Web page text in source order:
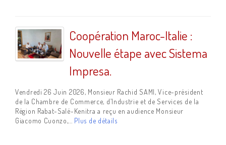
Coopération Maroc-Italie :
Nouvelle étape avec Sistema
Impresa.
Vendredi 26 Juin 2026, Monsieur Rachid SAMI, Vice-président
de la Chambre de Commerce, d’Industrie et de Services de la
Région Rabat-Salé-Kenitra a reçu en audience Monsieur
Giacomo Cuonzo,... Plus de détails